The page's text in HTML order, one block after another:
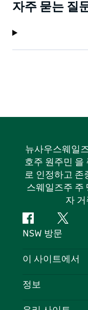
자주 묻는 질
뉴사우스웨일
호주 원주민 을
로 인정하고 존
스웨일즈주 주
자
페
이
북
지
다
NSW 방문
문의하기
이 사이트에서
목적지
정보
여행 정보